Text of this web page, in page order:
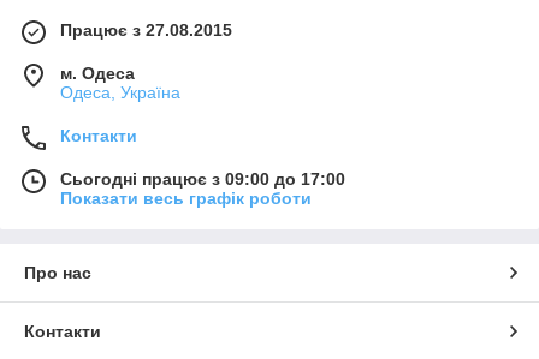
Працює з 27.08.2015
м. Одеса
Одеса, Україна
Контакти
Сьогодні працює з 09:00 до 17:00
Показати весь графік роботи
Про нас
Контакти